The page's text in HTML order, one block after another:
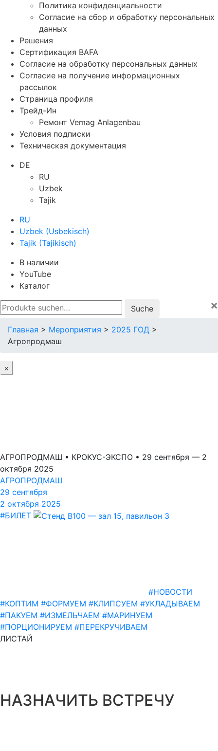
Политика конфиденциальности
Согласие на сбор и обработку персональных
данных
Решения
Сертификация BAFA
Согласие на обработку персональных данных
Согласие на получение информационных
рассылок
Страница профиля
Трейд-Ин
Ремонт Vemag Anlagenbau
Условия подписки
Техническая документация
DE
RU
Uzbek
Tajik
RU
Uzbek (Usbekisch)
Tajik (Tajikisch)
В наличии
YouTube
Каталог
Suche
nach:
×
Главная > Мероприятия > 2025 ГОД >
Агропродмаш
×
АГРОПРОДМАШ • КРОКУС-ЭКСПО • 29 сентября — 2
октября 2025
АГРОПРОДМАШ
29 сентября
2 октября 2025
#БИЛЕТ
#НОВОСТИ
#КОПТИМ #ФОРМУЕМ #КЛИПСУЕМ #УКЛАДЫВАЕМ
#ПАКУЕМ #ИЗМЕЛЬЧАЕМ #МАРИНУЕМ
#ПОРЦИОНИРУЕМ #ПЕРЕКРУЧИВАЕМ
ЛИСТАЙ
НАЗНАЧИТЬ ВСТРЕЧУ